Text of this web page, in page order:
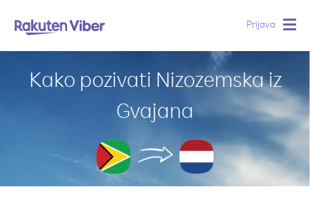
Prijava
Kako pozivati Nizozemska iz
Gvajana